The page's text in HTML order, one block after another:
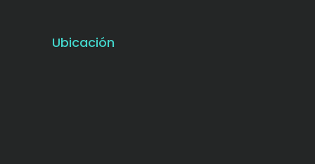
Ubicación